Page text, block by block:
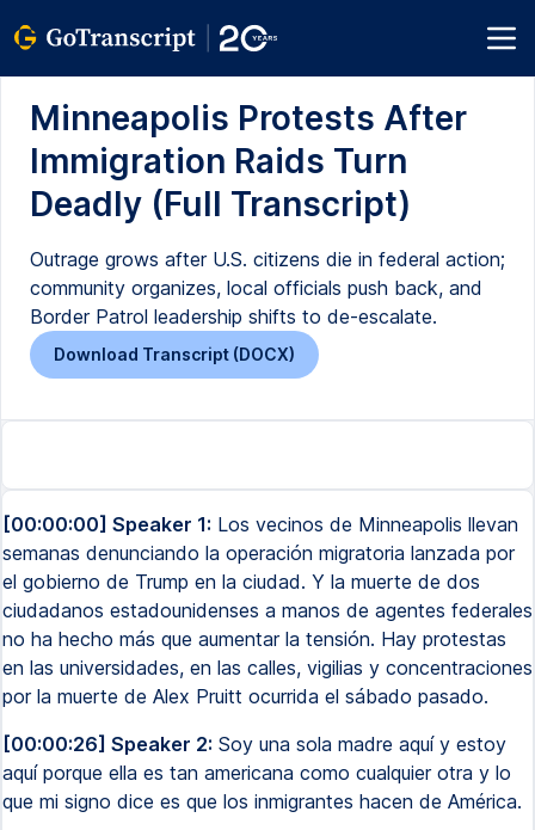
Minneapolis Protests After
Immigration Raids Turn
Deadly (Full Transcript)
Outrage grows after U.S. citizens die in federal action;
community organizes, local officials push back, and
Border Patrol leadership shifts to de-escalate.
Download Transcript (DOCX)
[00:00:00] Speaker 1: Los vecinos de Minneapolis llevan
semanas denunciando la operación migratoria lanzada por
el gobierno de Trump en la ciudad. Y la muerte de dos
ciudadanos estadounidenses a manos de agentes federales
no ha hecho más que aumentar la tensión. Hay protestas
en las universidades, en las calles, vigilias y concentraciones
por la muerte de Alex Pruitt ocurrida el sábado pasado.
[00:00:26] Speaker 2: Soy una sola madre aquí y estoy
aquí porque ella es tan americana como cualquier otra y lo
que mi signo dice es que los inmigrantes hacen de América.